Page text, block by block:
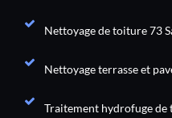
Nettoyage de toiture 73
Nettoyage terrasse et
Traitement hydrofuge de